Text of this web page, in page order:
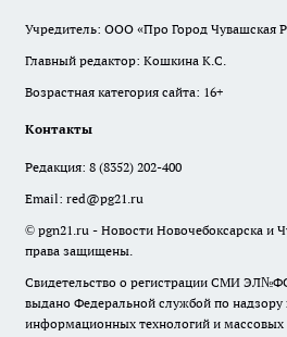
Учредитель: ООО «Про Город Чувашская
Главный редактор: Кошкина К.С.
Возрастная категория сайта: 16+
Контакты
Редакция: 8 (8352) 202-400
Email: red@pg21.ru
© pgn21.ru - Новости Новочебоксарска и
права защищены.
Свидетельство о регистрации СМИ
выдано Федеральной службой по надзору
информационных технологий и